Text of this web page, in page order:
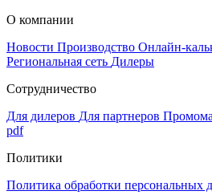
О компании
Новости Производство Онлайн-
Региональная сеть Дилеры
Сотрудничество
Для дилеров Для партнеров
pdf
Политики
Политика обработки персональных